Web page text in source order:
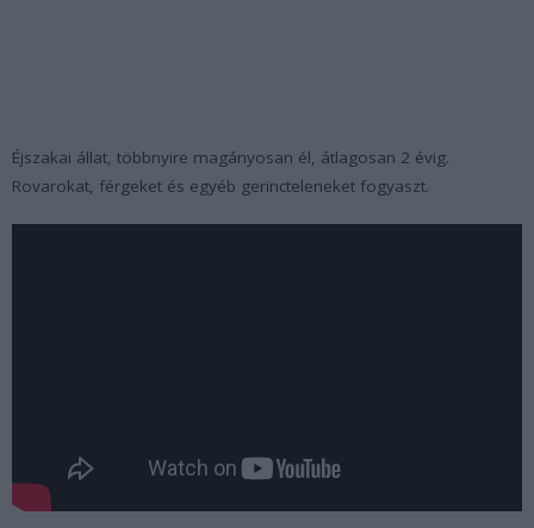
Éjszakai állat, többnyire magányosan él, átlagosan 2 évig.
Rovarokat, férgeket és egyéb gerincteleneket fogyaszt.